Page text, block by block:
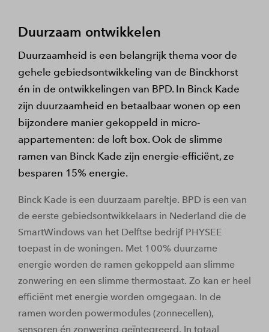
Duurzaam ontwikkelen
Duurzaamheid is een belangrijk thema voor de
gehele gebiedsontwikkeling van de Binckhorst
én in de ontwikkelingen van BPD. In Binck Kade
zijn duurzaamheid en betaalbaar wonen op een
bijzondere manier gekoppeld in micro-
appartementen: de loft box. Ook de slimme
ramen van Binck Kade zijn energie-efficiënt, ze
besparen 15% energie.
Binck Kade is een duurzaam pareltje. BPD is een van
de eerste gebiedsontwikkelaars in Nederland die de
SmartWindows van het Delftse bedrijf PHYSEE
toepast in de woningen. Met 100% duurzame
energie worden de ramen gekoppeld aan slimme
zonwering en een slimme thermostaat. Zo kan er heel
efficiënt met energie worden omgegaan. In de
ramen worden powermodules (zonnecellen),
sensoren én zonwering geïntegreerd. In totaal